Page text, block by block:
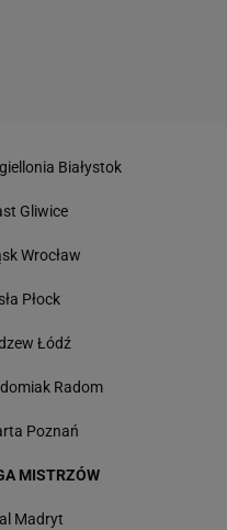
Białystok
Gliwice
Wrocław
Płock
Łódź
Radom
Poznań
MISTRZÓW
Madryt